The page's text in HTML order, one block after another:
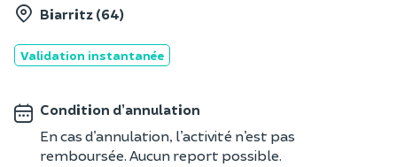
Biarritz (64)
Validation instantanée
Condition d’annulation
En cas d’annulation, l’activité n’est pas
remboursée. Aucun report possible.